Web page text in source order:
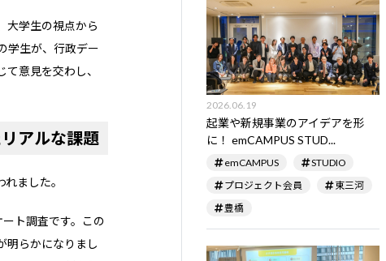
大学生の視点から
学生が、行政デー
意見を交わし、
アルな課題
ました。
ト調査です。この
明らかになりまし
2026.06.19
起業や新規事業のアイデアを形
に！ emCAMPUS STUD...
emCAMPUS
STUDIO
プロジェクト会員
東三河
豊橋